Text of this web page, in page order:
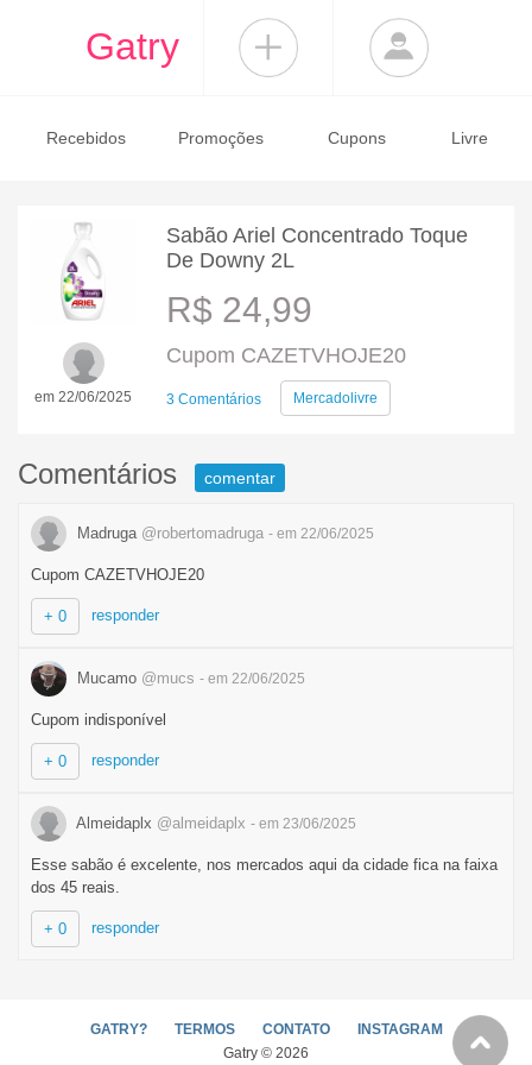
Gatry
Recebidos Promoções Cupons Livre
em 22/06/2025
Sabão Ariel Concentrado Toque
De Downy 2L
R$ 24,99
Cupom CAZETVHOJE20
3 Comentários Mercadolivre
Comentários comentar
Madruga @robertomadruga - em 22/06/2025
Cupom CAZETVHOJE20
+ 0 responder
Mucamo @mucs - em 22/06/2025
Cupom indisponível
+ 0 responder
Almeidaplx @almeidaplx - em 23/06/2025
Esse sabão é excelente, nos mercados aqui da cidade fica na faixa
dos 45 reais.
+ 0 responder
GATRY? TERMOS CONTATO
INSTAGRAM
Gatry © 2026